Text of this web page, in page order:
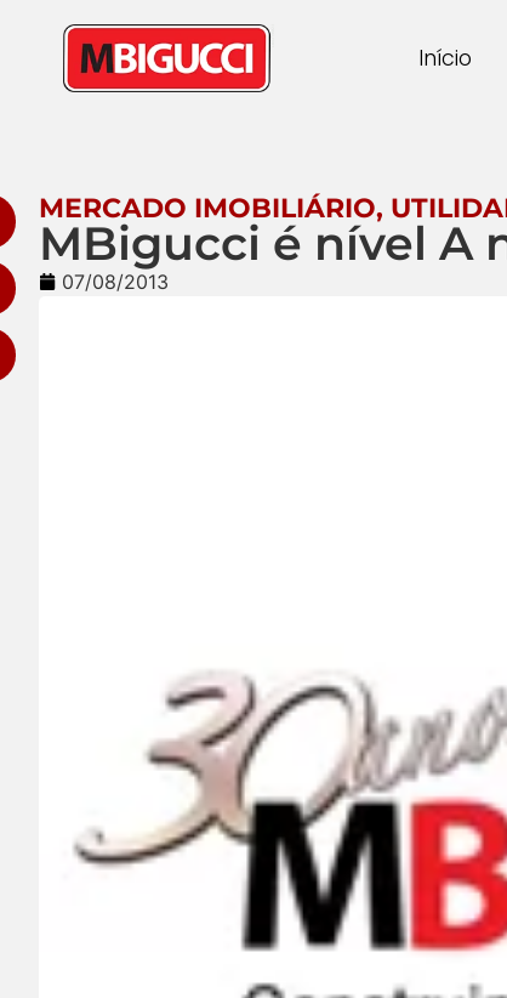
Início
MERCADO IMOBILIÁRIO,
MBigucci é nível A
07/08/2013